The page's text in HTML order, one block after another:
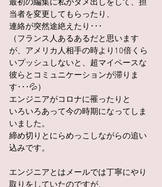
最初の編集に私がダメ出しをして、担
当者を変更してもらったり、
連絡が突然途絶えたり･･･
（フランス人あるあるだと思います
が、アメリカ人相手の時より10倍くら
いプッシュしないと、超マイペースな
彼らとコミュニケーションが滞りま
す･･･💦）
エンジニアがコロナに罹ったりと
いろいろあって今の時期になってしま
いました。
締め切りとにらめっこしながらの追い
込みです。
エンジニアとはメールでは丁寧にやり